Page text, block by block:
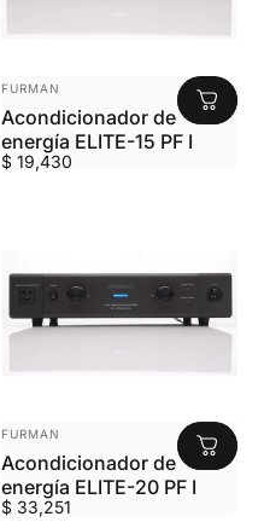
MARCA:
FURMAN
Acondicionador de
energía ELITE-15 PF I
$ 19,430
MARCA:
FURMAN
Acondicionador de
energía ELITE-20 PF I
$ 33,251